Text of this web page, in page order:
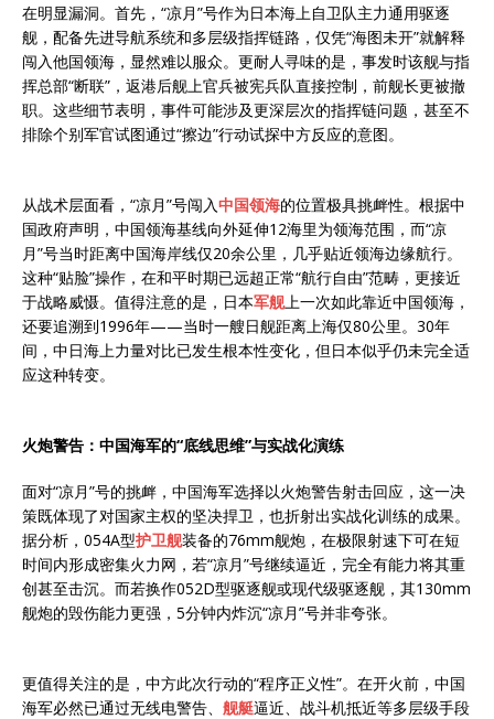
在明显漏洞。首先，“凉月”号作为日本海上自卫队主力通用驱逐
舰，配备先进导航系统和多层级指挥链路，仅凭“海图未开”就解释
闯入他国领海，显然难以服众。更耐人寻味的是，事发时该舰与指
挥总部“断联”，返港后舰上官兵被宪兵队直接控制，前舰长更被撤
职。这些细节表明，事件可能涉及更深层次的指挥链问题，甚至不
排除个别军官试图通过“擦边”行动试探中方反应的意图。
从战术层面看，“凉月”号闯入中国领海的位置极具挑衅性。根据中
国政府声明，中国领海基线向外延伸12海里为领海范围，而“凉
月”号当时距离中国海岸线仅20余公里，几乎贴近领海边缘航行。
这种“贴脸”操作，在和平时期已远超正常“航行自由”范畴，更接近
于战略威慑。值得注意的是，日本军舰上一次如此靠近中国领海，
还要追溯到1996年——当时一艘日舰距离上海仅80公里。30年
间，中日海上力量对比已发生根本性变化，但日本似乎仍未完全适
应这种转变。
火炮警告：中国海军的“底线思维”与实战化演练
面对“凉月”号的挑衅，中国海军选择以火炮警告射击回应，这一决
策既体现了对国家主权的坚决捍卫，也折射出实战化训练的成果。
据分析，054A型护卫舰装备的76mm舰炮，在极限射速下可在短
时间内形成密集火力网，若“凉月”号继续逼近，完全有能力将其重
创甚至击沉。而若换作052D型驱逐舰或现代级驱逐舰，其130mm
舰炮的毁伤能力更强，5分钟内炸沉“凉月”号并非夸张。
更值得关注的是，中方此次行动的“程序正义性”。在开火前，中国
海军必然已通过无线电警告、 舰艇逼近、战斗机抵近等多层级手段